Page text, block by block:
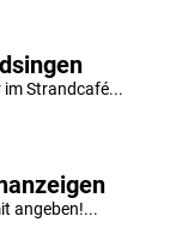
Strandcafé...
angeben!...